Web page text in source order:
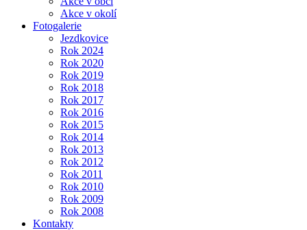
Akce v okolí
Fotogalerie
Jezdkovice
Rok 2024
Rok 2020
Rok 2019
Rok 2018
Rok 2017
Rok 2016
Rok 2015
Rok 2014
Rok 2013
Rok 2012
Rok 2011
Rok 2010
Rok 2009
Rok 2008
Kontakty